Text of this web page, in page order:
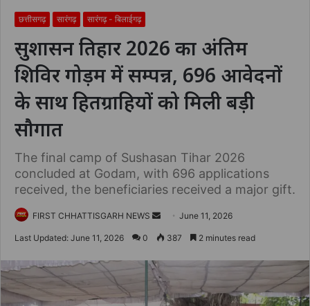
छत्तीसगढ़ सारंगढ़ सारंगढ़ - बिलाईगढ़
सुशासन तिहार 2026 का अंतिम
शिविर गोड़म में सम्पन्न, 696 आवेदनों
के साथ हितग्राहियों को मिली बड़ी
सौगात
The final camp of Sushasan Tihar 2026
concluded at Godam, with 696 applications
received, the beneficiaries received a major gift.
FIRST CHHATTISGARH NEWS
Send
an
June 11, 2026
Last Updated: June 11, 2026 0 387 2 minutes read